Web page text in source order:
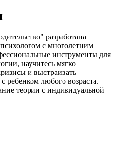
разработана
с многолетним
инструменты для
научитесь мягко
и выстраивать
ребенком любого возраста.
теории с индивидуальной